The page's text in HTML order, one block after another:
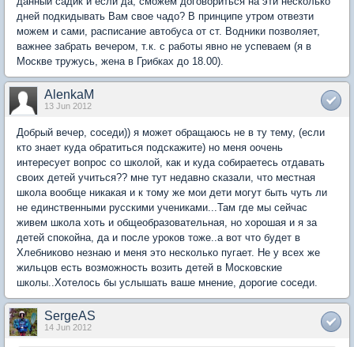
дней подкидывать Вам свое чадо? В принципе утром отвезти
можем и сами, расписание автобуса от ст. Водники позволяет,
важнее забрать вечером, т.к. с работы явно не успеваем (я в
Москве тружусь, жена в Грибках до 18.00).
AlenkaM
13 Jun 2012
Добрый вечер, соседи)) я может обращаюсь не в ту тему, (если
кто знает куда обратиться подскажите) но меня оочень
интересует вопрос со школой, как и куда собираетесь отдавать
своих детей учиться?? мне тут недавно сказали, что местная
школа вообще никакая и к тому же мои дети могут быть чуть ли
не единственными русскими учениками...Там где мы сейчас
живем школа хоть и общеобразовательная, но хорошая и я за
детей спокойна, да и после уроков тоже..а вот что будет в
Хлебниково незнаю и меня это несколько пугает. Не у всех же
жильцов есть возможность возить детей в Московские
школы..Хотелось бы услышать ваше мнение, дорогие соседи.
SergeAS
14 Jun 2012